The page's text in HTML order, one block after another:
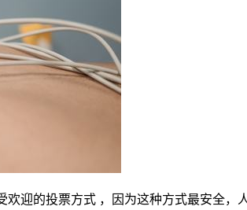
迎的投票方式 ，因为这种方式最安全，